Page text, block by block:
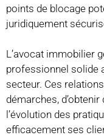
points de blocage
juridiquement
L’avocat immobilier
professionnel solide
secteur. Ces
démarches,
l’évolution des
efficacement ses